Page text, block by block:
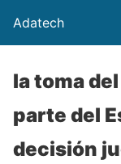
Adatech
la toma
parte del
decisión